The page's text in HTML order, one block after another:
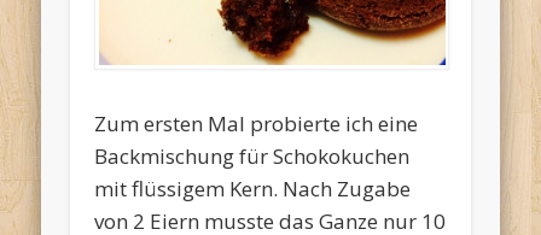
Zum ersten Mal probierte ich eine
Backmischung für Schokokuchen
mit flüssigem Kern. Nach Zugabe
von 2 Eiern musste das Ganze nur 10